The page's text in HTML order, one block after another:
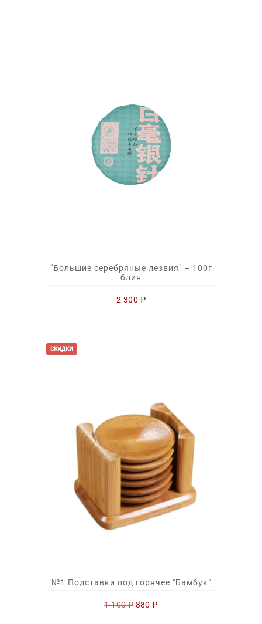
"Большие серебряные лезвия" – 100г
блин
2 300 ₽
скидки
№1 Подставки под горячее "Бамбук"
1 100₽ Первоначальная
880₽Текущая